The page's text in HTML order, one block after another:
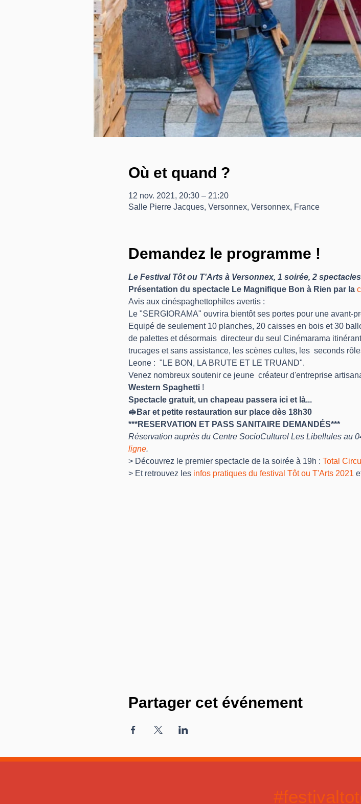
Où et quand ?
12 nov. 2021, 20:30 – 21:20
Salle Pierre Jacques, Versonnex, Versonnex, France
Demandez le programme !
Le Festival Tôt ou T'Arts à Versonnex, 1 soirée, 2
Présentation du spectacle Le Magnifique Bon à Rien par la
Avis aux cinéspaghettophiles avertis :
Le "SERGIORAMA" ouvrira bientôt ses portes pour une avant-
Equipé de seulement 10 planches, 20 caisses en bois et 30
de palettes et désormais  directeur du seul Cinémarama
trucages et sans assistance, les scènes cultes, les  seconds
Leone :  "LE BON, LA BRUTE ET LE TRUAND".
Venez nombreux soutenir ce jeune  créateur d'entreprise
Western Spaghetti !
Spectacle gratuit, un chapeau passera ici et là...
🥪Bar et petite restauration sur place dès 18h30
***RESERVATION ET PASS SANITAIRE DEMANDÉS***
Réservation auprès du Centre SocioCulturel Les Libellules au
ligne.
> Découvrez le premier spectacle de la soirée à 19h : Total
> Et retrouvez les infos pratiques du festival Tôt ou T'Arts 2021
Partager cet événement